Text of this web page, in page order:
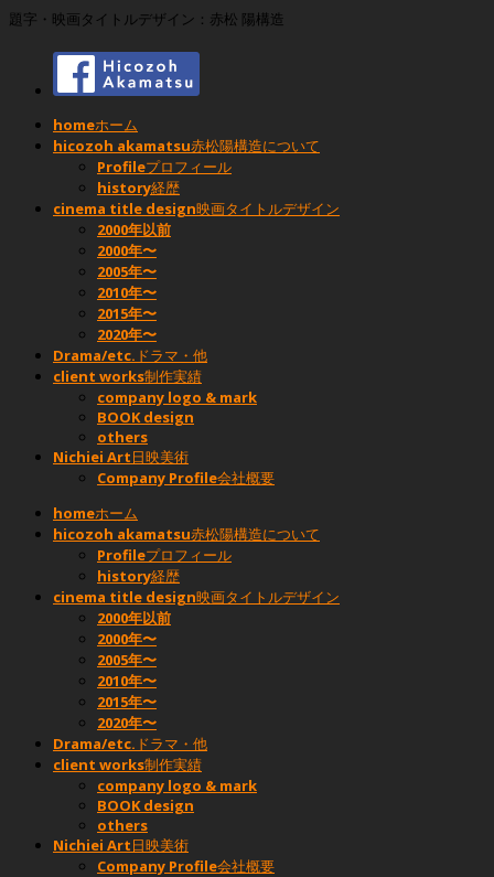
題字・映画タイトルデザイン：赤松 陽構造
homeホーム
hicozoh akamatsu赤松陽構造について
Profileプロフィール
history経歴
cinema title design映画タイトルデザイン
2000年以前
2000年〜
2005年〜
2010年〜
2015年〜
2020年〜
Drama/etc. ドラマ・他
client works制作実績
company logo & mark
BOOK design
others
Nichiei Art日映美術
Company Profile会社概要
homeホーム
hicozoh akamatsu赤松陽構造について
Profileプロフィール
history経歴
cinema title design映画タイトルデザイン
2000年以前
2000年〜
2005年〜
2010年〜
2015年〜
2020年〜
Drama/etc. ドラマ・他
client works制作実績
company logo & mark
BOOK design
others
Nichiei Art日映美術
Company Profile会社概要